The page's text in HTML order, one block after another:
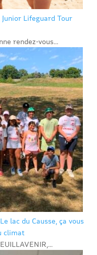
Junior Lifeguard Tour
rendez-vous...
Le lac du Causse, ça vous
climat